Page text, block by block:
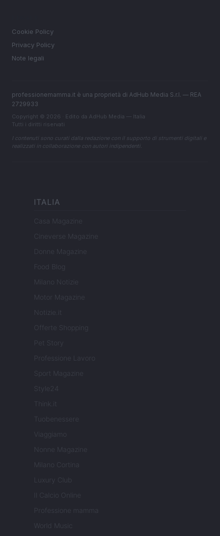
Cookie Policy
Privacy Policy
Note legali
professionemamma.it è una proprietà di AdHub Media S.r.l. — REA
2729933
Copyright © 2026 · Edito da AdHub Media — Italia
Tutti i diritti riservati
I contenuti sono curati dalla redazione con il supporto di strumenti digitali e
realizzati in collaborazione con autori indipendenti.
ITALIA
Casa Magazine
Cineverse Magazine
Donne Magazine
Food Blog
Milano Notizie
Motor Magazine
Notizie.it
Offerte Shopping
Pet Story
Professione Lavoro
Sport Magazine
Style24
Think.it
Tuobenessere
Viaggiamo
Nonne Magazine
Milano Cortina
Luxury Club
Il Calcio Online
Professione mamma
World Music